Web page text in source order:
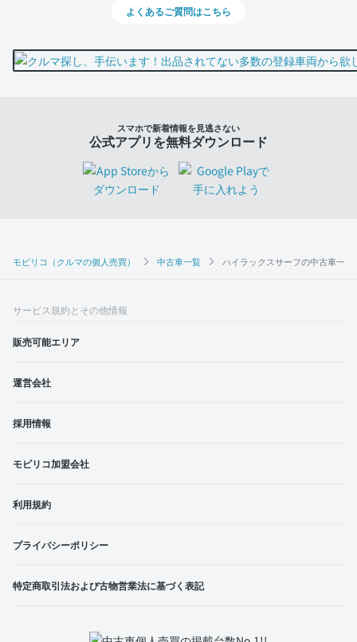
モビリコ（クルマの個人売買） 中古車一覧 ハイラックスサーフの中古車一覧
よくあるご質問はこちら
スマホで新着情報を見逃さない
公式アプリを無料ダウンロード
サービス規約とその他情報
販売可能エリア
運営会社
採用情報
モビリコ加盟会社
利用規約
プライバシーポリシー
特定商取引法および古物営業法に基づく表記